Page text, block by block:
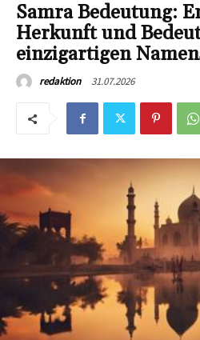
Samra Bedeutung:
Herkunft und
einzigartigen
redaktion 31.07.2026